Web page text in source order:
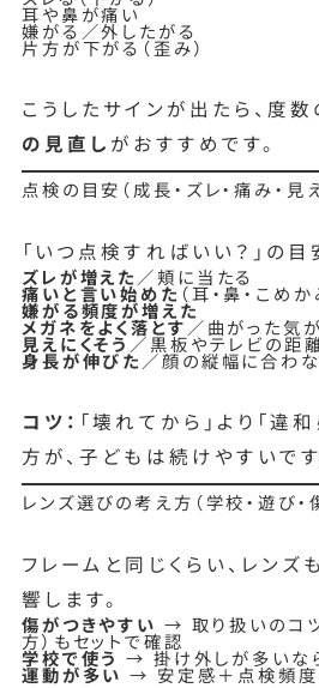
耳や鼻が痛い
嫌がる／外したがる
片方が下がる（歪み）
こうしたサインが出たら、度
の見直し がおすすめです。
点検の目安（成長・ズレ・痛み・見
「いつ点検すればいい？」の目
ズレが増えた ／頬に当たる
痛いと言い始めた（耳・鼻・こめか
嫌がる頻度が増えた
メガネをよく落とす／曲がった気
見えにくそう／黒板やテレビの距
身長が伸びた ／顔の縦幅に合わ
コツ： 「壊れてから」より「違
方が、子どもは続けやすいです
レンズ選びの考え方（学校・遊び・
フレームと同じくらい、レン
響します。
傷がつきやすい → 取り扱いのコ
方）もセットで確認
学校で使う → 掛け外しが多いな
運動が多い → 安定感＋点検頻度